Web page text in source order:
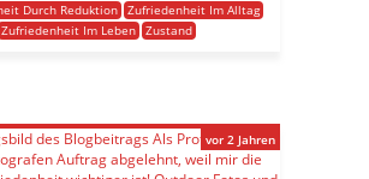
Durch Reduktion
Zufriedenheit Im Alltag
Zufriedenheit Im Leben Zustand
vor 2 Jahren